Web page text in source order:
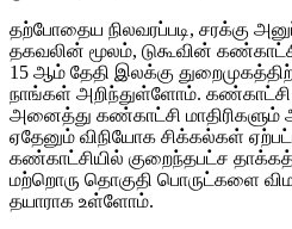
தற்போதைய நிலவரப்படி, சரக்கு
தகவலின் மூலம், டுகூவின்
15 ஆம் தேதி இலக்கு
நாங்கள் அறிந்துள்ளோம். கண்காட்சி
அனைத்து கண்காட்சி மாதிரிகளும்
ஏதேனும் விநியோக சிக்கல்கள்
கண்காட்சியில் குறைந்தபட்ச
மற்றொரு தொகுதி பொருட்களை
தயாராக உள்ளோம்.